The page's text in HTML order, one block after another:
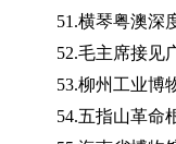
51.横琴粤澳深
52.毛主席接见
53.柳州工业博
54.五指山革命